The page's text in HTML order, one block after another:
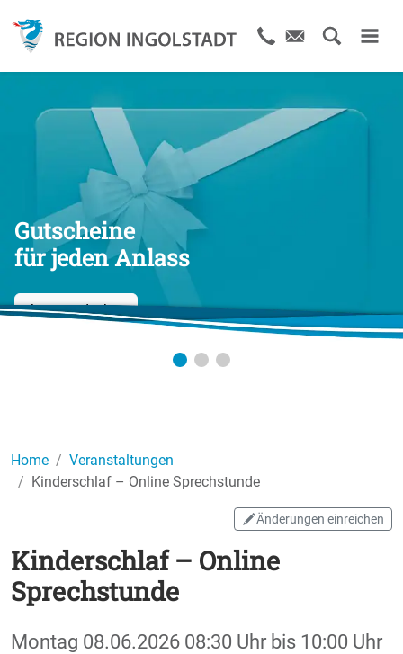
Gutscheine
für jeden Anlass
Jetzt entdecken
Home
Veranstaltungen
Kinderschlaf – Online Sprechstunde
Änderungen einreichen
Kinderschlaf – Online
Sprechstunde
Montag 08.06.2026 08:30 Uhr bis 10:00 Uhr